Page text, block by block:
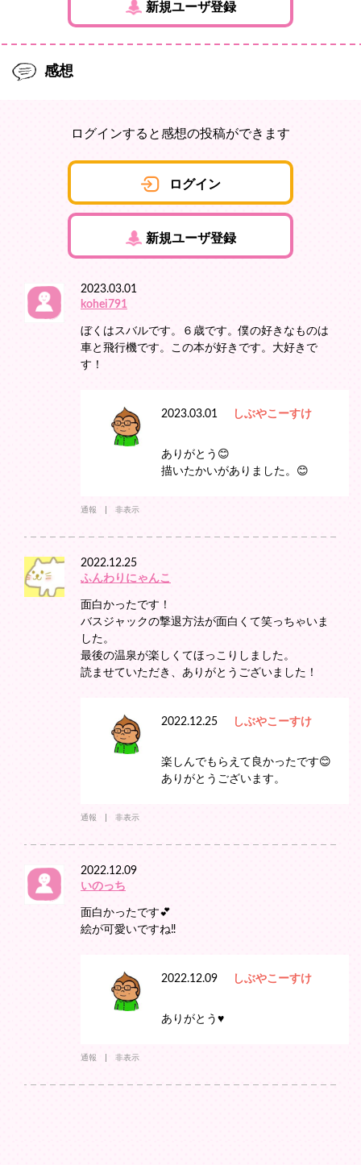
新規ユーザ登録
感想
ログインすると感想の投稿ができます
ログイン
新規ユーザ登録
2023.03.01
kohei791
ぼくはスバルです。６歳です。僕の好きなものは
車と飛行機です。この本が好きです。大好きで
す！
2023.03.01 しぶやこーすけ
ありがとう😊
描いたかいがありました。😊
通報 非表示
2022.12.25
ふんわりにゃんこ
面白かったです！
バスジャックの撃退方法が面白くて笑っちゃいま
した。
最後の温泉が楽しくてほっこりしました。
読ませていただき、ありがとうございました！
2022.12.25 しぶやこーすけ
楽しんでもらえて良かったです😊
ありがとうございます。
通報 非表示
2022.12.09
いのっち
面白かったです︎💕
絵が可愛いですね‼️
2022.12.09 しぶやこーすけ
ありがとう♥
通報 非表示